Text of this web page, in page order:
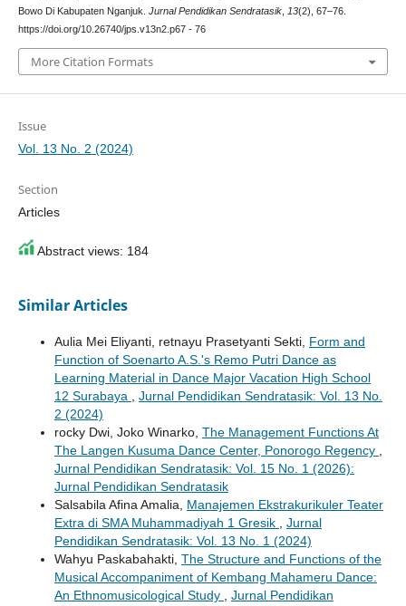
Bowo Di Kabupaten Nganjuk. Jurnal Pendidikan Sendratasik, 13(2), 67–76.
https://doi.org/10.26740/jps.v13n2.p67 - 76
More Citation Formats
Issue
Vol. 13 No. 2 (2024)
Section
Articles
Abstract views: 184
Similar Articles
Aulia Mei Eliyanti, retnayu Prasetyanti Sekti, Form and
Function of Soenarto A.S.'s Remo Putri Dance as
Learning Material in Dance Major Vacation High School
12 Surabaya
Jurnal Pendidikan Sendratasik: Vol. 13 No.
2 (2024)
rocky Dwi, Joko Winarko, The Management Functions At
The Langen Kusuma Dance Center, Ponorogo Regency
Jurnal Pendidikan Sendratasik: Vol. 15 No. 1 (2026):
Jurnal Pendidikan Sendratasik
Salsabila Afina Amalia, Manajemen Ekstrakurikuler Teater
Extra di SMA Muhammadiyah 1 Gresik
Jurnal
Pendidikan Sendratasik: Vol. 13 No. 1 (2024)
Wahyu Paskabahakti, The Structure and Functions of the
Musical Accompaniment of Kembang Mahameru Dance:
An Ethnomusicological Study
Jurnal Pendidikan